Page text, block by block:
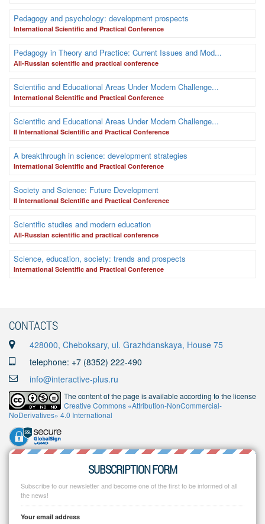
Pedagogy and psychology: development prospects
International Scientific and Practical Conference
Pedagogy in Theory and Practice: Current Issues and Mod...
Аll-Russian scientific and practical conference
Scientific and Educational Areas Under Modern Challenge...
International Scientific and Practical Conference
Scientific and Educational Areas Under Modern Challenge...
II International Scientific and Practical Conference
A breakthrough in science: development strategies
International Scientific and Practical Conference
Society and Science: Future Development
II International Scientific and Practical Conference
Scientific studies and modern education
Аll-Russian scientific and practical conference
Science, education, society: trends and prospects
International Scientific and Practical Conference
CONTACTS
428000, Cheboksary, ul. Grazhdanskaya, House 75
telephone: +7 (8352) 222-490
info@interactive-plus.ru
The content of the page is available according to the license
Creative Commons «Attribution-NonCommercial-
NoDerivatives» 4.0 International
SUBSCRIPTION FORM
Subscribe to our newsletter and become one of the first to be informed of all
the news!
Your email address